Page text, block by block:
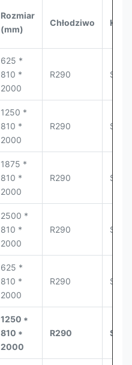
Rozmiar
(mm)
Chłodziwo
625 *
810 *
2000
R290
1250 *
810 *
2000
R290
1875 *
810 *
2000
R290
2500 *
810 *
2000
R290
625 *
810 *
2000
R290
1250 *
810 *
2000
R290